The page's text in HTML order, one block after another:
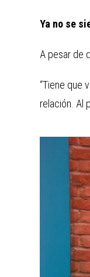
Ya no se
A pesar de
“Tiene que
relación. Al